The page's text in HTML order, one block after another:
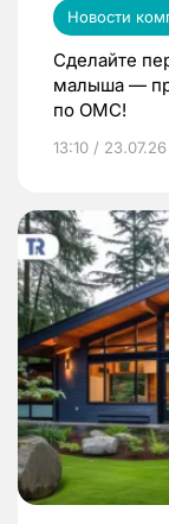
Новости
Сделайте
малыша —
по ОМС!
13:10 / 23.07.26